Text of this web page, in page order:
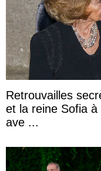
Retrouvailles
et la reine Sofia à
ave ...